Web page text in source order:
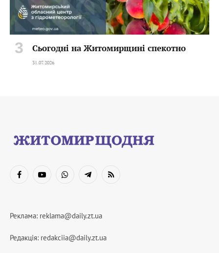
Сьогодні на Житомирщині спекотно
31.07.2026
FacebookYouTubeWhatsAppTelegramRSS
Реклама: reklama@daily.zt.ua
Редакція: redakciia@daily.zt.ua